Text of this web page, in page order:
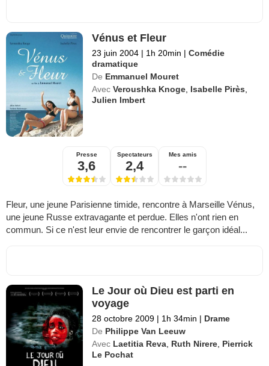
Vénus et Fleur
23 juin 2004 | 1h 20min | Comédie
dramatique
De Emmanuel Mouret
Avec Veroushka Knoge Isabelle Pirès
Julien Imbert
Presse
3,6
Spectateurs
2,4
Mes amis
--
Fleur, une jeune Parisienne timide, rencontre à Marseille Vénus,
une jeune Russe extravagante et perdue. Elles n'ont rien en
commun. Si ce n'est leur envie de rencontrer le garçon idéal...
Le Jour où Dieu est parti en
voyage
28 octobre 2009 | 1h 34min | Drame
De Philippe Van Leeuw
Avec Laetitia Reva Ruth Nirere Pierrick
Le Pochat